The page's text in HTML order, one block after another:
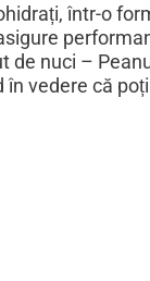
într-o
de nuci –
vedere că